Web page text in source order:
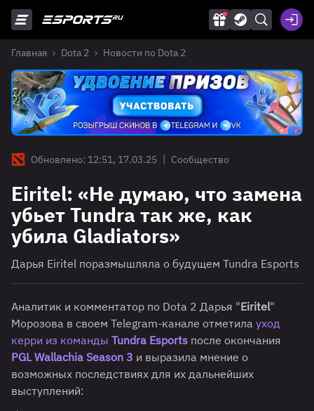
Главная Dota 2 Новости по Dota 2
Обновлено: 12:51, 17.03.25 | Сообщество
Eiritel: «Не думаю, что замена
убьет Tundra так же, как
убила Gladiators»
Дарья Eiritel поразмышляла о будущем Tundra Esports
Аналитик и комментатор по Dota 2 Дарья "Eiritel"
Морозова в своем Telegram-канале отметила уход
керри из команды Tundra Esports после окончания
PGL Wallachia Season 3 и выразила мнение о
возможных последствиях для их дальнейших
выступлений: